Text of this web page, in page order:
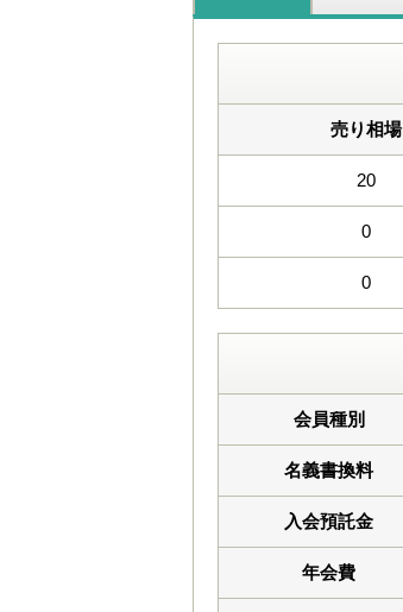
売り相場
20
0
0
会員種別
名義書換料
入会預託金
年会費